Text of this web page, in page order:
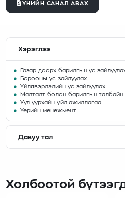
ҮНИЙН САНАЛ АВАХ
Хэрэглээ
Газар доорх барилгын ус
Борооны ус зайлуулах
Үйлдвэрлэлийн ус зайлуулах
Малталт болон барилгын талбайн
Уул уурхайн үйл ажиллагаа
Үерийн менежмент
Давуу тал
Холбоотой